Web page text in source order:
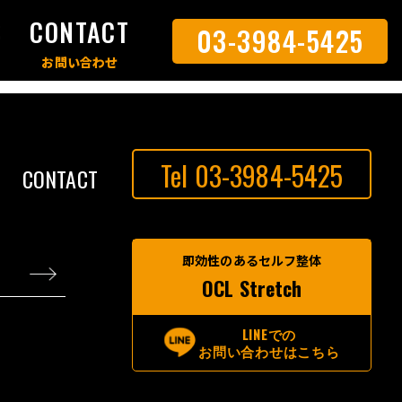
CONTACT 03-3984-5425
CONTACT Tel 03-3984-5425
即効性のあるセルフ整体
OCL Stretch
LINEでの
お問い合わせはこちら